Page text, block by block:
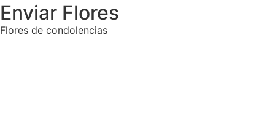
Enviar Flores
Flores de condolencias